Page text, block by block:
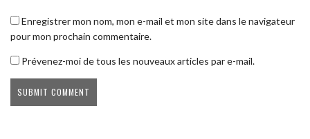
Enregistrer mon nom, mon e-mail et mon site dans le navigateur
pour mon prochain commentaire.
Prévenez-moi de tous les nouveaux articles par e-mail.